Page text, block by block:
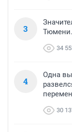
3
Тюмени.
34
4
Одна
30